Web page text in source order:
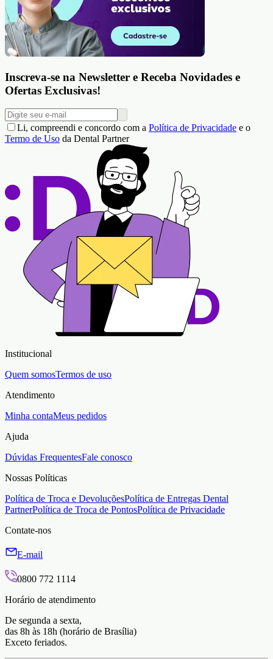
Inscreva-se na Newsletter e Receba Novidades e
Ofertas Exclusivas!
Li, compreendi e concordo com a Política de Privacidade e o
Termo de Uso da Dental Partner
Institucional
Quem somosTermos de uso
Atendimento
Minha contaMeus pedidos
Ajuda
Dúvidas FrequentesFale conosco
Nossas Políticas
Política de Troca e DevoluçõesPolítica de Entregas Dental
PartnerPolítica de Troca de PontosPolítica de Privacidade
Contate-nos
E-mail
0800 772 1114
Horário de atendimento
De segunda a sexta,
das 8h às 18h (horário de Brasília)
Exceto feriados.